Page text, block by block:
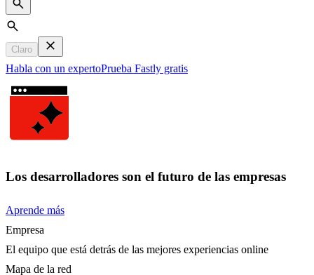
Search
Claro
Habla con un expertoPrueba Fastly gratis
Los desarrolladores son el futuro de las empresas
Aprende más
Empresa
El equipo que está detrás de las mejores experiencias online
Mapa de la red